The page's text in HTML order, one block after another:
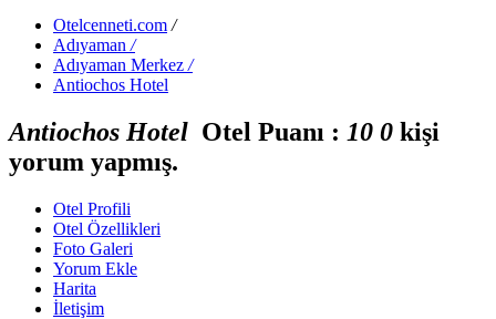
Otelcenneti.com /
Adıyaman /
Adıyaman Merkez /
Antiochos Hotel
Antiochos Hotel Otel Puanı : 10 0 kişi
yorum yapmış.
Otel Profili
Otel Özellikleri
Foto Galeri
Yorum Ekle
Harita
İletişim